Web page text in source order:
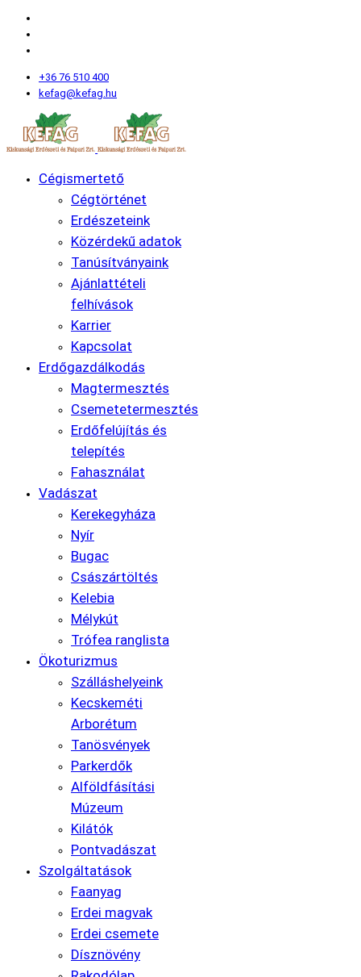
+36 76 510 400
kefag@kefag.hu
Cégismertető
Cégtörténet
Erdészeteink
Közérdekű adatok
Tanúsítványaink
Ajánlattételi
felhívások
Karrier
Kapcsolat
Erdőgazdálkodás
Magtermesztés
Csemetetermesztés
Erdőfelújítás és
telepítés
Fahasználat
Vadászat
Kerekegyháza
Nyír
Bugac
Császártöltés
Kelebia
Mélykút
Trófea ranglista
Ökoturizmus
Szálláshelyeink
Kecskeméti
Arborétum
Tanösvények
Parkerdők
Alföldfásítási
Múzeum
Kilátók
Pontvadászat
Szolgáltatások
Faanyag
Erdei magvak
Erdei csemete
Dísznövény